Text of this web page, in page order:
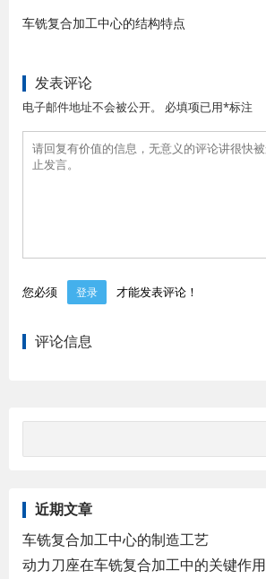
车铣复合加工中心的结构特点
发表评论
电子邮件地址不会被公开。 必填项已用*标注
您必须 登录 才能发表评论！
评论信息
近期文章
车铣复合加工中心的制造工艺
动力刀座在车铣复合加工中的关键作用